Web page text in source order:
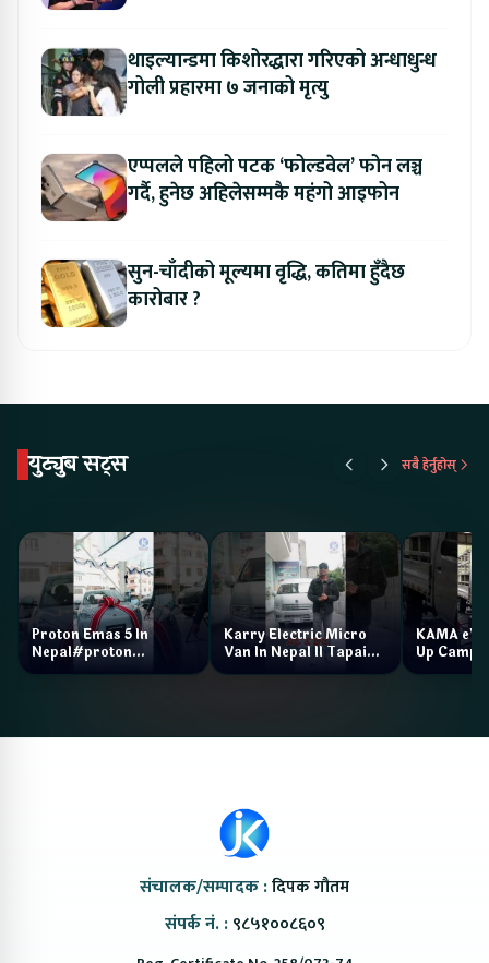
थाइल्यान्डमा किशोरद्धारा गरिएको अन्धाधुन्ध
गोली प्रहारमा ७ जनाको मृत्यु
एप्पलले पहिलो पटक ‘फोल्डवेल’ फोन लञ्च
गर्दै, हुनेछ अहिलेसम्मकै महंगो आइफोन
सुन-चाँदीको मूल्यमा वृद्धि, कतिमा हुँदैछ
कारोबार ?
युट्युब सट्स सबै हेर्नुहोस्
Proton Emas 5 In
Nepal#proton
#protonemas5#protonnepal#evcarnepal
Karry Electric Micro
Van In Nepal II Tapaiko
Bazar II Jankari
KAMA eV
Up Camp
संचालक/सम्पादक :दिपक गौतम
संपर्क नं. : ९८५१००८६०९